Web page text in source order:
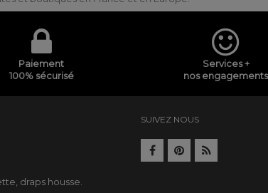
Paiement
100% sécurisé
Services +
nos engagements
draps housse
SUIVEZ NOUS